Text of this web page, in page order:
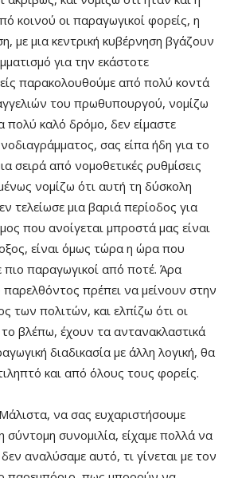
κοινού οι παραγωγικοί φορείς, η
με μια κεντρική κυβέρνηση βγάζουν
για την εκάστοτε
παρακολουθούμε από πολύ κοντά
του πρωθυπουργού, νομίζω
πολύ καλό δρόμο, δεν είμαστε
σας είπα ήδη για το
σειρά από νομοθετικές ρυθμίσεις
νομίζω ότι αυτή τη δύσκολη
τελείωσε μια βαριά περίοδος για
που ανοίγεται μπροστά μας είναι
είναι όμως τώρα η ώρα που
παραγωγικοί από ποτέ. Άρα
παρελθόντος πρέπει να μείνουν στην
των πολιτών, και ελπίζω ότι οι
το βλέπω, έχουν τα αντανακλαστικά
διαδικασία με άλλη λογική, θα
και από όλους τους φορείς.
Μάλιστα, να σας ευχαριστήσουμε
σύντομη συνομιλία, είχαμε πολλά να
αναλύσαμε αυτό, τι γίνεται με τον